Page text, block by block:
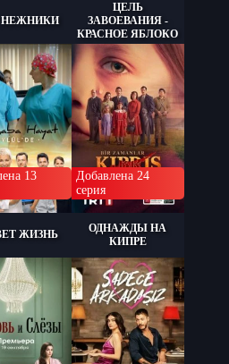
ЦЕЛЬ
ЗАВОЕВАНИЯ -
КРАСНОЕ ЯБЛОКО
13
ЖИЗНЬ
Добавлена 24
серия
ОДНАЖДЫ НА
КИПРЕ